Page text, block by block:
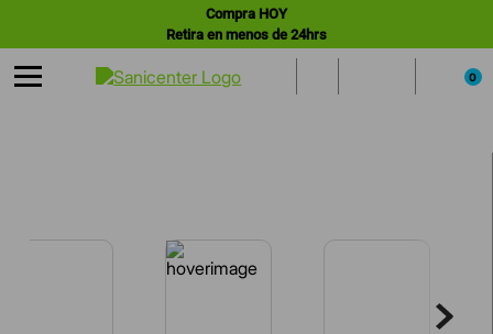
Compra HOY
Retira en menos de 24hrs
0